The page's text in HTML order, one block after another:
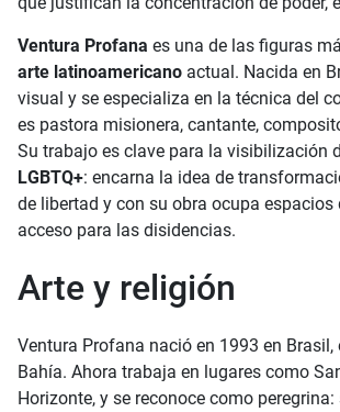
Ventura Profana es una de las figuras
arte latinoamericano actual. Nacida en
visual y se especializa en la técnica del
es pastora misionera, cantante,
Su trabajo es clave para la visibilización
LGBTQ+: encarna la idea de
de libertad y con su obra ocupa
acceso para las disidencias.
Arte y religión
Ventura Profana nació en 1993 en Brasil,
Bahía. Ahora trabaja en lugares como
Horizonte, y se reconoce como